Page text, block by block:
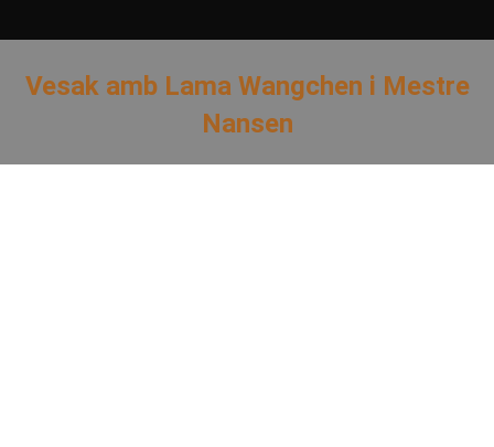
Vesak amb Lama Wangchen i Mestre
Nansen